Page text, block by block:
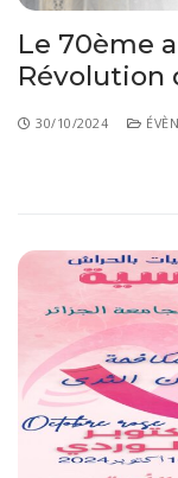
Le 70ème
Révolution
30/10/2024